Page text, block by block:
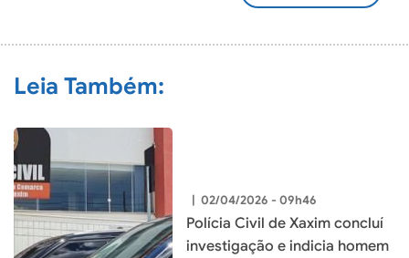
Leia Também:
| 02/04/2026 - 09h46
Polícia Civil de Xaxim concluí
investigação e indicia homem